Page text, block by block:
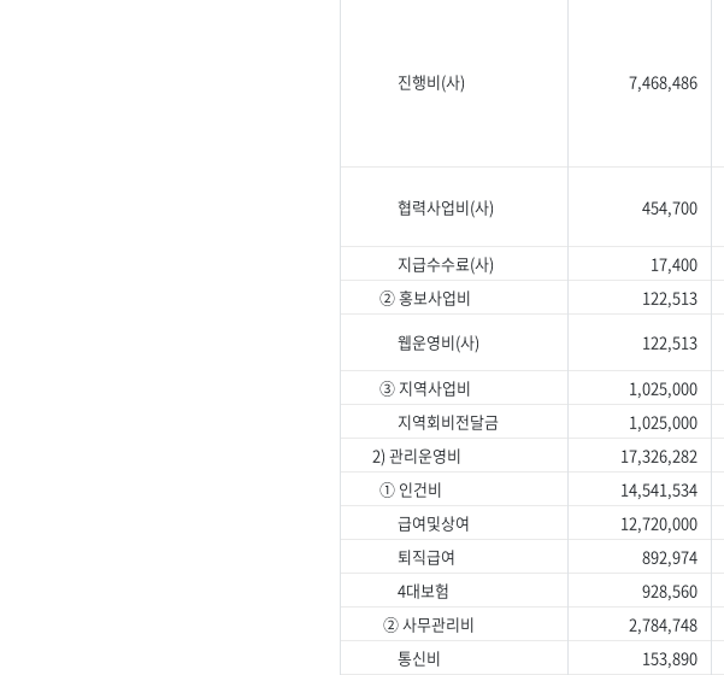
진행비(사) 7,468,486
협력사업비(사) 454,700
지급수수료(사)
17,400
② 홍보사업비
122,513
웹운영비(사)
122,513
③ 지역사업비
1,025,000
지역회비전달금
1,025,000
2) 관리운영비
17,326,282
① 인건비
14,541,534
급여및상여
12,720,000
퇴직급여
892,974
4대보험
928,560
② 사무관리비
2,784,748
통신비
153,890